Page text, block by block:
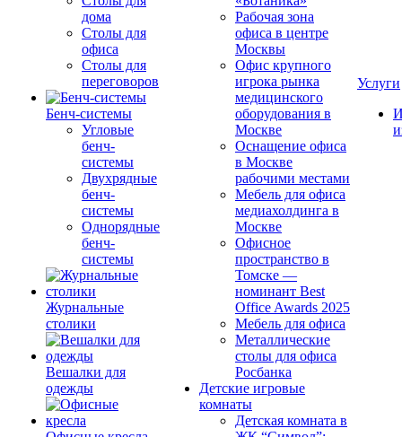
дома
Столы для
офиса
Столы для
переговоров
Бенч-системы
Угловые
бенч-
системы
Двухрядные
бенч-
системы
Однорядные
бенч-
системы
Журнальные
столики
Вешалки для
одежды
Рабочая зона
офиса в центре
Москвы
Офис крупного
игрока рынка
медицинского
оборудования в
Москве
Оснащение офиса
в Москве
рабочими местами
Мебель для офиса
медиахолдинга в
Москве
Офисное
пространство в
Томске —
номинант Best
Office Awards 2025
Мебель для офиса
Металлические
столы для офиса
Росбанка
Детские игровые
комнаты
Детская комната в
Услуги